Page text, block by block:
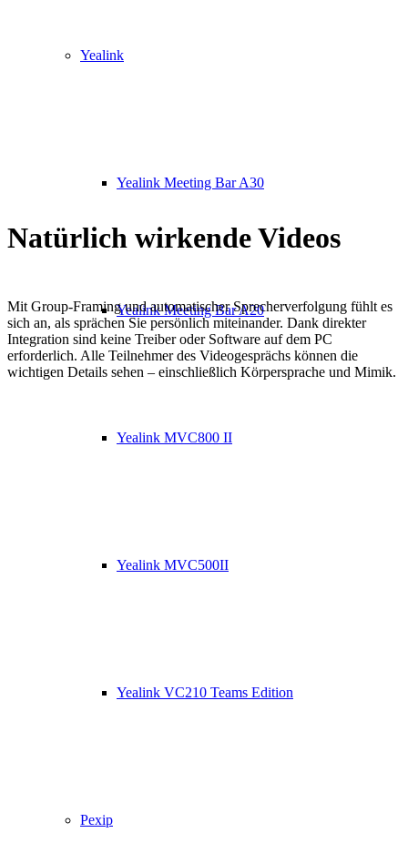
Yealink
Yealink Meeting Bar A30
Yealink Meeting Bar A20
Yealink MVC800 II
Yealink MVC500II
Yealink VC210 Teams Edition
Pexip
Natürlich wirkende Videos
Mit Group-Framing und automatischer Sprecherverfolgung fühlt es
sich an, als sprächen Sie persönlich miteinander. Dank direkter
Integration sind keine Treiber oder Software auf dem PC
erforderlich. Alle Teilnehmer des Videogesprächs können die
wichtigen Details sehen – einschließlich Körpersprache und Mimik.